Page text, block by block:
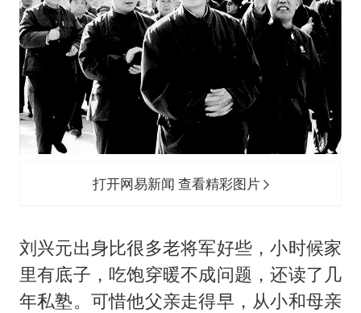
奋进开新局 实干挑大梁
打开网易新闻 查看精彩图片
刘兴元出身比很多老将军好些，小时候家
里有底子，吃饱穿暖不成问题，还读了几
年私塾。可惜他父亲走得早，从小和母亲